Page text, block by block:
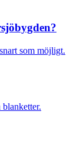
som möjligt.